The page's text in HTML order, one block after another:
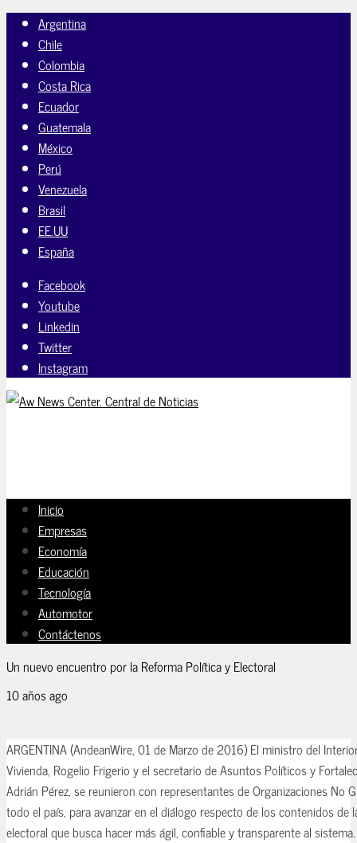
Argentina
Chile
Colombia
Costa Rica
Ecuador
Guatemala
México
Perú
Venezuela
Brasil
EE.UU
España
Facebook
Youtube
Linkedin
Twitter
Instagram
Inicio
Empresas
Economía
Educación
Tecnología
Automotor
Contáctenos
Un nuevo encuentro por la Reforma Política y Electoral
10 años ago
ARGENTINA (AndeanWire, 01 de Marzo de 2016) El ministro del
Vivienda, Rogelio Frigerio y el secretario de Asuntos Políticos y
Adrián Pérez, se reunieron con representantes de Organizaciones No
todo el país, para avanzar en el diálogo respecto de los contenidos de
electoral que busca hacer más ágil, confiable y transparente al sistema.